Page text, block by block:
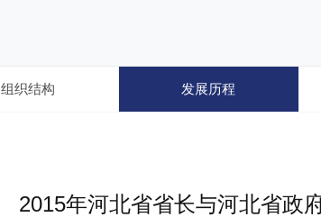
组织结构 发展历程
2015年河北省省长与河北省政